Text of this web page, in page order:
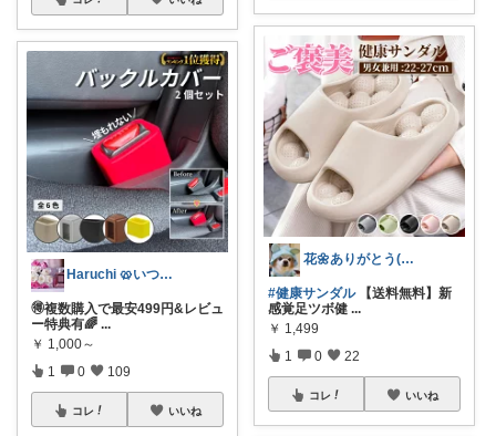
Haruchi 🥨いつもありがとう🌸
🉐複数購入で最安499円&レビュ
ー特典有🌈 ...
￥ 1,000～
1 0 109
コレ いいね
花🌼ありがとう(*･ω･)*_ _)ﾍ
#健康サンダル【送料無料】新
感覚足ツボ健 ...
￥ 1,499
1 0 22
コレ いいね